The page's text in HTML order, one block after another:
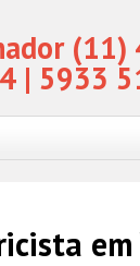
(11)
| 5933